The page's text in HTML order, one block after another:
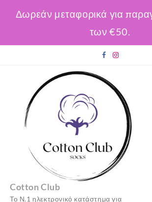
Δωρεάν μεταφορικά για
των €50.
Cotton Club
Το Ν.1 ηλεκτρονικό κατάστημα για